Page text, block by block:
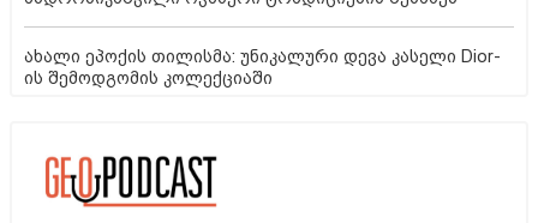
ახალი ეპოქის თილისმა: უნიკალური დევა კასელი Dior-
ის შემოდგომის კოლექციაში